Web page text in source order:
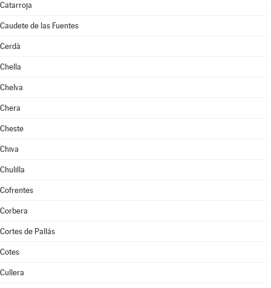
Catarroja
Caudete de las Fuentes
Cerdà
Chella
Chelva
Chera
Cheste
Chiva
Chulilla
Cofrentes
Corbera
Cortes de Pallás
Cotes
Cullera